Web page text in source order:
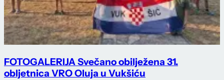
FOTOGALERIJA Svečano obilježena 31.
obljetnica VRO Oluja u Vukšiću